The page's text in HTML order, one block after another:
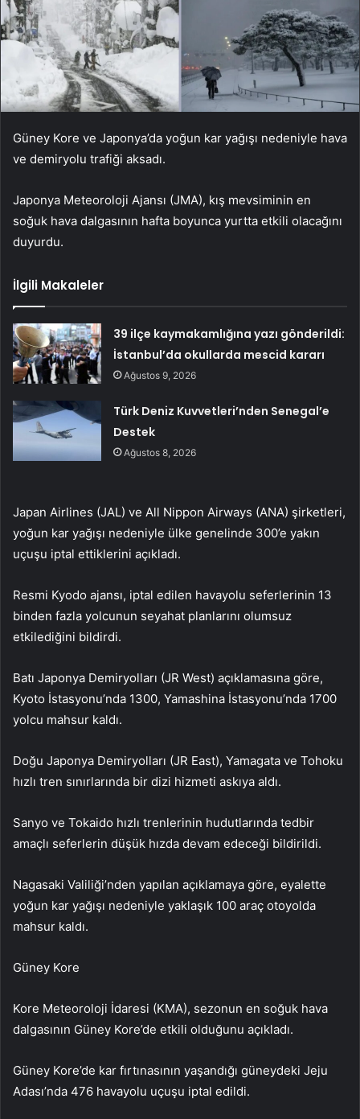
Güney Kore ve Japonya’da yoğun kar yağışı nedeniyle hava
ve demiryolu trafiği aksadı.
Japonya Meteoroloji Ajansı (JMA), kış mevsiminin en
soğuk hava dalgasının hafta boyunca yurtta etkili olacağını
duyurdu.
İlgili Makaleler
39 ilçe kaymakamlığına yazı gönderildi:
İstanbul’da okullarda mescid kararı
Ağustos 9, 2026
Türk Deniz Kuvvetleri’nden Senegal’e
Destek
Ağustos 8, 2026
Japan Airlines (JAL) ve All Nippon Airways (ANA) şirketleri,
yoğun kar yağışı nedeniyle ülke genelinde 300’e yakın
uçuşu iptal ettiklerini açıkladı.
Resmi Kyodo ajansı, iptal edilen havayolu seferlerinin 13
binden fazla yolcunun seyahat planlarını olumsuz
etkilediğini bildirdi.
Batı Japonya Demiryolları (JR West) açıklamasına göre,
Kyoto İstasyonu’nda 1300, Yamashina İstasyonu’nda 1700
yolcu mahsur kaldı.
Doğu Japonya Demiryolları (JR East), Yamagata ve Tohoku
hızlı tren sınırlarında bir dizi hizmeti askıya aldı.
Sanyo ve Tokaido hızlı trenlerinin hudutlarında tedbir
amaçlı seferlerin düşük hızda devam edeceği bildirildi.
Nagasaki Valiliği’nden yapılan açıklamaya göre, eyalette
yoğun kar yağışı nedeniyle yaklaşık 100 araç otoyolda
mahsur kaldı.
Güney Kore
Kore Meteoroloji İdaresi (KMA), sezonun en soğuk hava
dalgasının Güney Kore’de etkili olduğunu açıkladı.
Güney Kore’de kar fırtınasının yaşandığı güneydeki Jeju
Adası’nda 476 havayolu uçuşu iptal edildi.